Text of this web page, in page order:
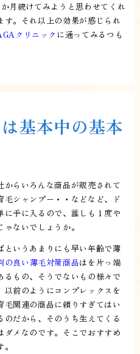
月続けてみようと思わせてくれ
す。それ以上の効果が感じられ
クリニック に通ってみるつも
基本中の基本
らいろんな商品が販売されて
毛シャンプー・・などなど、ド
に手に入るので、誰しも１度や
ないでしょうか。
いうあまりにも早い年齢で薄
の良い薄毛対策商品はを片っ端
もの、そうでないもの様々で
以前のようにコンプレックスを
関連の商品に頼りすぎてはい
だから、そのうち生えてくる
メなのです。そこでおすすめ